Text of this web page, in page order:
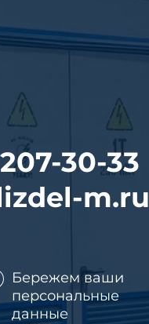
30-33
m.ru
Бережем ваши
персональные
данные